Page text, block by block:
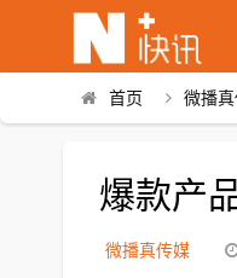
首页 微播
爆款产
微播真传媒